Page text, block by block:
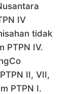
IV
tidak
PTPN IV.
II, VII,
PTPN I.